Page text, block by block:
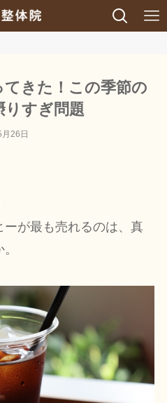
きた！この季節の
りすぎ問題
26日
ーが最も売れるのは、真